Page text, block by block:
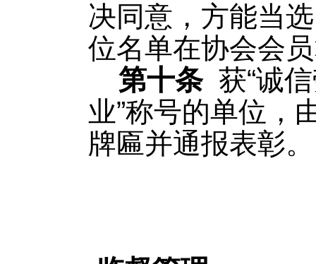
决同意，方能当
位名单在协会会
第十条 获“诚
业”称号的单位，
牌匾并通报表彰。